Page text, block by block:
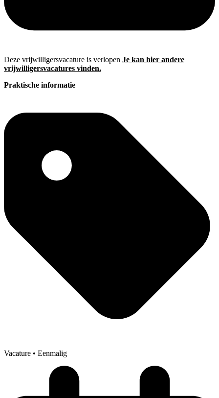
Deze vrijwilligersvacature is verlopen Je kan hier andere
vrijwilligersvacatures vinden.
Praktische informatie
Vacature • Eenmalig